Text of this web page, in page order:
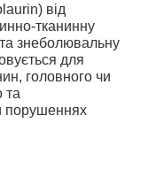
від
тканинну
знеболювальну
для
головного чи
та
порушеннях